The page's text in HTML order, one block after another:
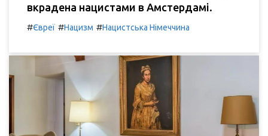
вкрадена нацистами в Амстердамі.
#Євреї #Нацизм #Нацистська Німеччина